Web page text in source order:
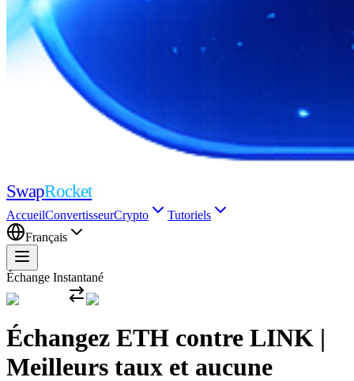
SwapRocket
AccueilConvertisseurCrypto
Tutoriels
Français
Échange Instantané
Échangez ETH contre LINK |
Meilleurs taux et aucune